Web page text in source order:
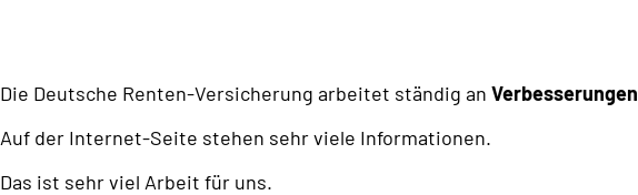
Die Deutsche Renten-Versicherung arbeitet ständig an Verbesserungen
Auf der Internet-Seite stehen sehr viele Informationen.
Das ist sehr viel Arbeit für uns.